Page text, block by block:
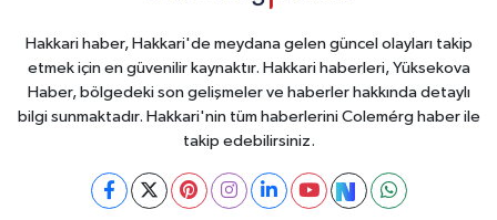
Hakkari haber, Hakkari'de meydana gelen güncel olayları takip
etmek için en güvenilir kaynaktır. Hakkari haberleri, Yüksekova
Haber, bölgedeki son gelişmeler ve haberler hakkında detaylı
bilgi sunmaktadır. Hakkari'nin tüm haberlerini Colemérg haber ile
takip edebilirsiniz.